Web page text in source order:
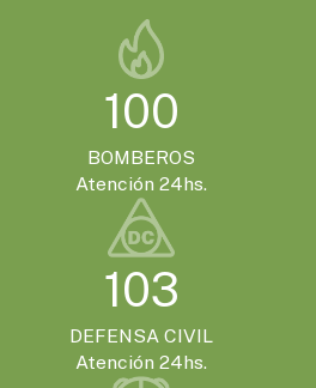
100
BOMBEROS
Atención 24hs.
103
DEFENSA CIVIL
Atención 24hs.